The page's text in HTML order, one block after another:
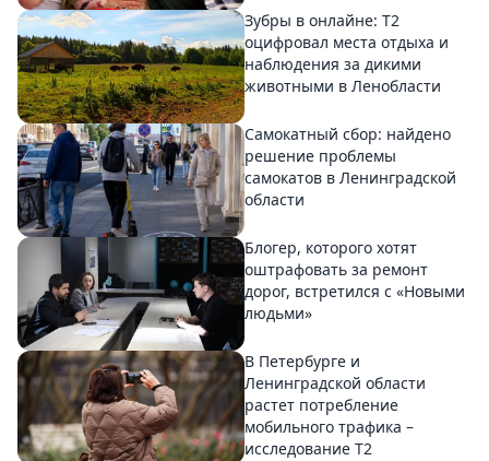
Зубры в онлайне: Т2
оцифровал места отдыха и
наблюдения за дикими
животными в Ленобласти
Самокатный сбор: найдено
решение проблемы
самокатов в Ленинградской
области
Блогер, которого хотят
оштрафовать за ремонт
дорог, встретился с «Новыми
людьми»
В Петербурге и
Ленинградской области
растет потребление
мобильного трафика –
исследование T2